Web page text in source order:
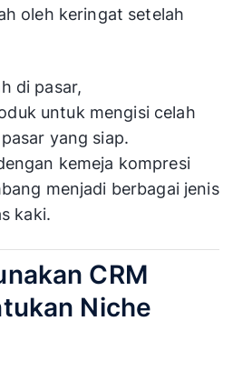
oleh keringat setelah
di pasar,
untuk mengisi celah
yang siap.
kemeja kompresi
menjadi berbagai jenis
kaki.
CRM
Niche